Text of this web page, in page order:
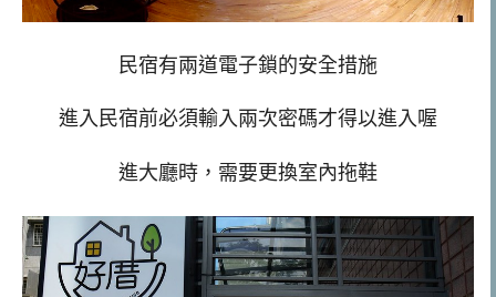
民宿有兩道電子鎖的安全措施
進入民宿前必須輸入兩次密碼才得以進入喔
進大廳時，需要更換室內拖鞋